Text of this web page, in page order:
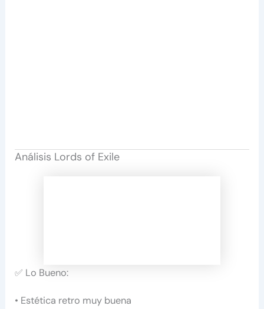
Análisis Lords of Exile
✅ Lo Bueno:
• Estética retro muy buena